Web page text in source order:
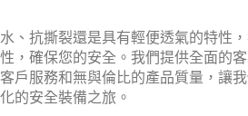
、抗撕裂還是具有輕便透氣的特性
，確保您的安全。我們提供全面的
戶服務和無與倫比的產品質量，讓
的安全裝備之旅。